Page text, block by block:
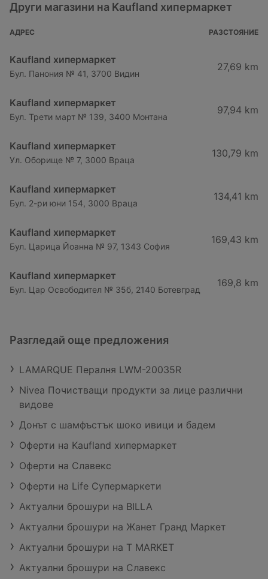
Други магазини на Kaufland хипермаркет
АДРЕС РАЗСТОЯНИЕ
Kaufland хипермаркет
Бул. Панония № 41, 3700 Видин
27,69 km
Kaufland хипермаркет
Бул. Трети март № 139, 3400 Монтана
97,94 km
Kaufland хипермаркет
Ул. Оборище № 7, 3000 Враца
130,79 km
Kaufland хипермаркет
Бул. 2-ри юни 154, 3000 Враца
134,41 km
Kaufland хипермаркет
Бул. Царица Йоанна № 97, 1343 София
169,43 km
Kaufland хипермаркет
Бул. Цар Освободител № 35б, 2140 Ботевград
169,8 km
Разгледай още предложения
LAMARQUE Пералня LWM-20035R
Nivea Почистващи продукти за лице различни
видове
Донът с шамфъстък шоко ивици и бадем
Оферти на Kaufland хипермаркет
Оферти на Славекс
Оферти на Life Супермаркети
Актуални брошури на BILLA
Актуални брошури на Жанет Гранд Маркет
Актуални брошури на T MARKET
Актуални брошури на Славекс